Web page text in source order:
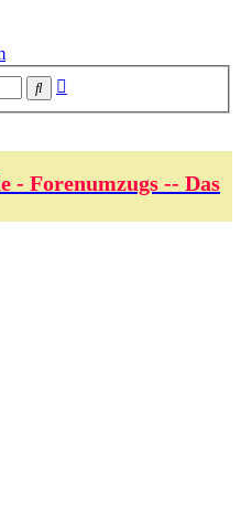
Suche
- Forenumzugs -- Das